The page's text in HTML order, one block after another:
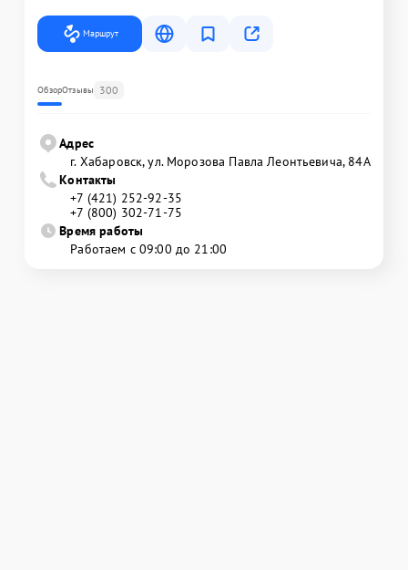
Маршрут
ОбзорОтзывы 300
Адрес
г. Хабаровск, ул. Морозова Павла Леонтьевича, 84А
Контакты
+7 (421) 252-92-35
+7 (800) 302-71-75
Время работы
Работаем с 09:00 до 21:00